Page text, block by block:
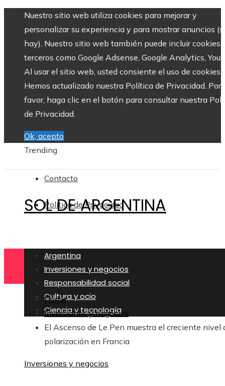
Nuestro sitio web utiliza cookies para mejorar y
personalizar su experiencia y para mostrar anuncios
hay). Nuestro sitio web también puede incluir cookies
terceros como Google Adsense, Google Analytics,
Al usar el sitio web, usted consiente el uso de cookies.
Hemos actualizado nuestra Política de Privacidad. Por
favor, haga clic en el botón para consultar nuestra
de Privacidad.
Ok, acepto
Trending
Contacto
Política de Privacidad
SOL DE ARGENTINA
Argentina
Inversiones y negocios
Responsabilidad social
Cultura y ocio
Ciencia y tecnología
Home
Inversiones y negocios
El Ascenso de Le Pen muestra el creciente nivel
polarización en Francia
Inversiones y negocios